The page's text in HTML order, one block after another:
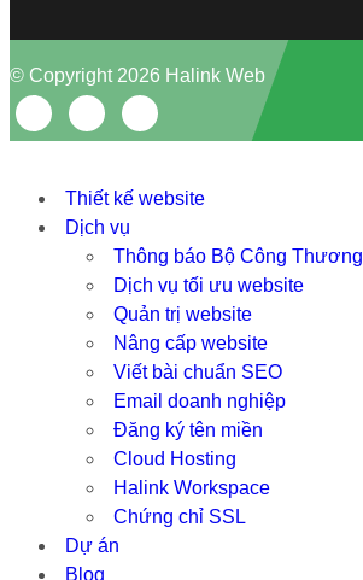
© Copyright 2026 Halink Web
Thiết kế website
Dịch vụ
Thông báo Bộ Công Thương
Dịch vụ tối ưu website
Quản trị website
Nâng cấp website
Viết bài chuẩn SEO
Email doanh nghiệp
Đăng ký tên miền
Cloud Hosting
Halink Workspace
Chứng chỉ SSL
Dự án
Blog